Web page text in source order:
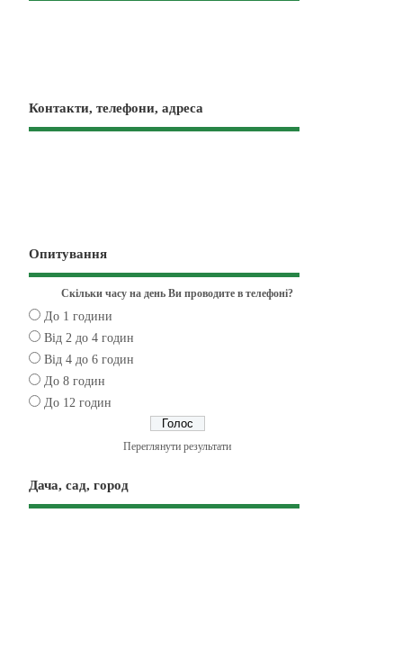
Контакти, телефони, адреса
Опитування
Скільки часу на день Ви проводите в телефоні?
До 1 години
Від 2 до 4 годин
Від 4 до 6 годин
До 8 годин
До 12 годин
Переглянути результати
Дача, сад, город